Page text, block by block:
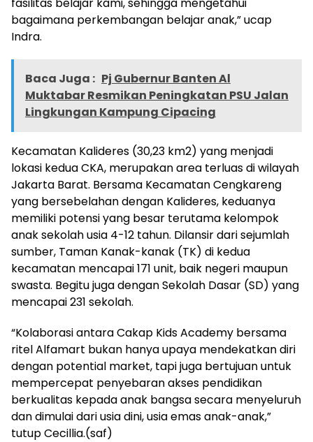
bagaimana perkembangan belajar anak,” ucap
Indra.
Baca Juga : Pj Gubernur Banten Al
Muktabar Resmikan Peningkatan PSU Jalan
Lingkungan Kampung Cipacing
Kecamatan Kalideres (30,23 km2) yang menjadi
lokasi kedua CKA, merupakan area terluas di wilayah
Jakarta Barat. Bersama Kecamatan Cengkareng
yang bersebelahan dengan Kalideres, keduanya
memiliki potensi yang besar terutama kelompok
anak sekolah usia 4-12 tahun. Dilansir dari sejumlah
sumber, Taman Kanak-kanak (TK) di kedua
kecamatan mencapai 171 unit, baik negeri maupun
swasta. Begitu juga dengan Sekolah Dasar (SD) yang
mencapai 231 sekolah.
“Kolaborasi antara Cakap Kids Academy bersama
ritel Alfamart bukan hanya upaya mendekatkan diri
dengan potential market, tapi juga bertujuan untuk
mempercepat penyebaran akses pendidikan
berkualitas kepada anak bangsa secara menyeluruh
dan dimulai dari usia dini, usia emas anak-anak,”
tutup Cecillia.(saf)